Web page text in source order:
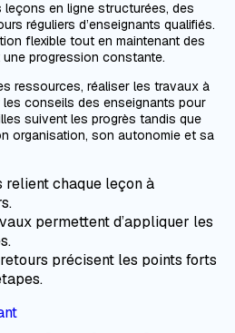
en ligne structurées, des
réguliers d’enseignants qualifiés.
flexible tout en maintenant des
progression constante.
ressources, réaliser les travaux à
conseils des enseignants pour
suivent les progrès tandis que
organisation, son autonomie et sa
chaque leçon à
permettent d’appliquer les
précisent les points forts